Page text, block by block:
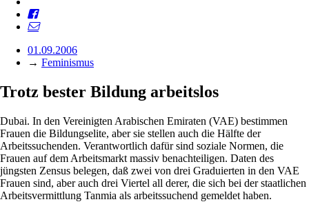
01.09.2006
→ Feminismus
Trotz bester Bildung arbeitslos
Dubai. In den Vereinigten Arabischen Emiraten (VAE) bestimmen
Frauen die Bildungselite, aber sie stellen auch die Hälfte der
Arbeitssuchenden. Verantwortlich dafür sind soziale Normen, die
Frauen auf dem Arbeitsmarkt massiv benachteiligen. Daten des
jüngsten Zensus belegen, daß zwei von drei Graduierten in den VAE
Frauen sind, aber auch drei Viertel all derer, die sich bei der staatlichen
Arbeitsvermittlung Tanmia als arbeitssuchend gemeldet haben.